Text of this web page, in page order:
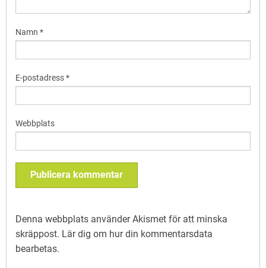
Namn *
E-postadress*
Webbplats
Denna webbplats använder Akismet för att minska
skräppost. Lär dig om hur din kommentarsdata
bearbetas.